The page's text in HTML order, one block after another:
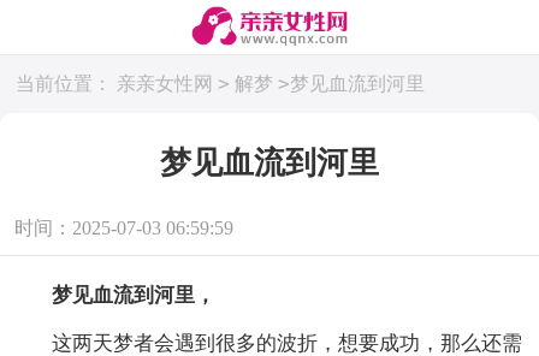
当前位置： 亲亲女性网 > 解梦 >梦见血流到河里
梦见血流到河里
时间：2025-07-03 06:59:59
梦见血流到河里，
这两天梦者会遇到很多的波折，想要成功，那么还需